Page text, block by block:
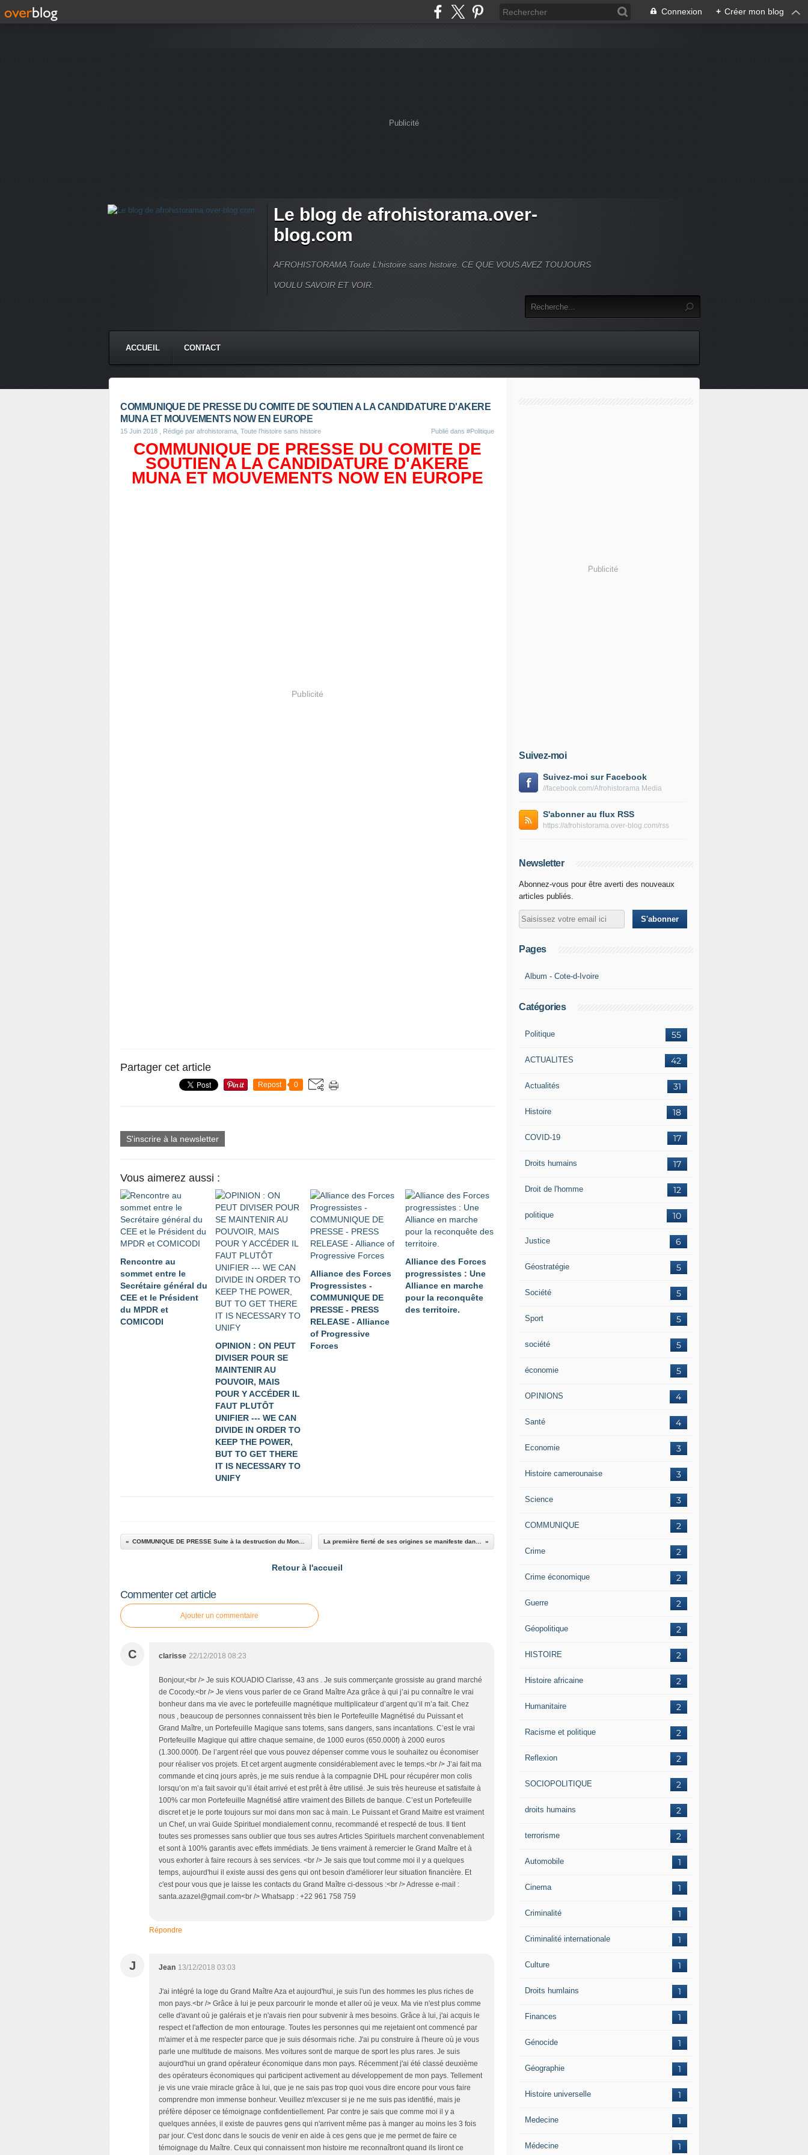
Connexion + Créer mon blog
Publicité
Le blog de afrohistorama.over-
blog.com
AFROHISTORAMA Toute L’histoire sans histoire. CE QUE VOUS AVEZ TOUJOURS
VOULU SAVOIR ET VOIR.
ACCUEIL CONTACT
COMMUNIQUE DE PRESSE DU COMITE DE SOUTIEN A LA CANDIDATURE D'AKERE
MUNA ET MOUVEMENTS NOW EN EUROPE
15 Juin 2018 , Rédigé par afrohistorama, Toute l'histoire sans histoire Publié dans #Politique
COMMUNIQUE DE PRESSE DU COMITE DE
SOUTIEN A LA CANDIDATURE D'AKERE
MUNA ET MOUVEMENTS NOW EN EUROPE
Publicité
Partager cet article
Repost 0
S'inscrire à la newsletter
Vous aimerez aussi :
Rencontre au
sommet entre le
Secrétaire général du
CEE et le Président
du MPDR et
COMICODI
OPINION : ON PEUT
DIVISER POUR SE
MAINTENIR AU
POUVOIR, MAIS
POUR Y ACCÉDER IL
FAUT PLUTÔT
UNIFIER --- WE CAN
DIVIDE IN ORDER TO
KEEP THE POWER,
BUT TO GET THERE
IT IS NECESSARY TO
UNIFY
Alliance des Forces
Progressistes -
COMMUNIQUE DE
PRESSE - PRESS
RELEASE - Alliance
of Progressive
Forces
Alliance des Forces
progressistes : Une
Alliance en marche
pour la reconquête
des territoire.
Retour à l'accueil
Commenter cet article
Ajouter un commentaire
C clarisse 22/12/2018 08:23
Bonjour,<br /> Je suis KOUADIO Clarisse, 43 ans . Je suis commerçante grossiste au grand marché
de Cocody.<br /> Je viens vous parler de ce Grand Maître Aza grâce à qui j’ai pu connaître le vrai
bonheur dans ma vie avec le portefeuille magnétique multiplicateur d’argent qu’il m’a fait. Chez
nous , beaucoup de personnes connaissent très bien le Portefeuille Magnétisé du Puissant et
Grand Maître, un Portefeuille Magique sans totems, sans dangers, sans incantations. C’est le vrai
Portefeuille Magique qui attire chaque semaine, de 1000 euros (650.000f) à 2000 euros
(1.300.000f). De l’argent réel que vous pouvez dépenser comme vous le souhaitez ou économiser
pour réaliser vos projets. Et cet argent augmente considérablement avec le temps.<br /> J’ai fait ma
commande et cinq jours après, je me suis rendue à la compagnie DHL pour récupérer mon colis
lorsqu’on m’a fait savoir qu’il était arrivé et est prêt à être utilisé. Je suis très heureuse et satisfaite à
100% car mon Portefeuille Magnétisé attire vraiment des Billets de banque. C’est un Portefeuille
discret et je le porte toujours sur moi dans mon sac à main. Le Puissant et Grand Maitre est vraiment
un Chef, un vrai Guide Spirituel mondialement connu, recommandé et respecté de tous. Il tient
toutes ses promesses sans oublier que tous ses autres Articles Spirituels marchent convenablement
et sont à 100% garantis avec effets immédiats. Je tiens vraiment à remercier le Grand Maître et à
vous exhorter à faire recours à ses services. <br /> Je sais que tout comme moi il y a quelques
temps, aujourd'hui il existe aussi des gens qui ont besoin d'améliorer leur situation financière. Et
c'est pour vous que je laisse les contacts du Grand Maître ci-dessous :<br /> Adresse e-mail :
santa.azazel@gmail.com<br /> Whatsapp : +22 961 758 759
Répondre
J Jean 13/12/2018 03:03
J'ai intégré la loge du Grand Maître Aza et aujourd'hui, je suis l'un des hommes les plus riches de
mon pays.<br /> Grâce à lui je peux parcourir le monde et aller où je veux. Ma vie n'est plus comme
celle d'avant où je galérais et je n'avais rien pour subvenir à mes besoins. Grâce à lui, j'ai acquis le
respect et l'affection de mon entourage. Toutes les personnes qui me rejetaient ont commencé par
m'aimer et à me respecter parce que je suis désormais riche. J'ai pu construire à l'heure où je vous
parle une multitude de maisons. Mes voitures sont de marque de sport les plus rares. Je suis
aujourd'hui un grand opérateur économique dans mon pays. Récemment j'ai été classé deuxième
des opérateurs économiques qui participent activement au développement de mon pays. Tellement
je vis une vraie miracle grâce à lui, que je ne sais pas trop quoi vous dire encore pour vous faire
comprendre mon immense bonheur. Veuillez m'excuser si je ne me suis pas identifié, mais je
préfère déposer ce témoignage confidentiellement. Par contre je sais que comme moi il y a
quelques années, il existe de pauvres gens qui n'arrivent même pas à manger au moins les 3 fois
par jour. C'est donc dans le soucis de venir en aide à ces gens que je me permet de faire ce
témoignage du Maître. Ceux qui connaissent mon histoire me reconnaîtront quand ils liront ce
Publicité
Suivez-moi
Suivez-moi sur Facebook
//facebook.com/Afrohistorama Media
S'abonner au flux RSS
https://afrohistorama.over-blog.com/rss
Newsletter
Abonnez-vous pour être averti des nouveaux
articles publiés.
Pages
Album - Cote-d-Ivoire
Catégories
55
Politique
42
ACTUALITES
31
Actualités
18
Histoire
17
COVID-19
17
Droits humains
12
Droit de l'homme
10
politique
6
Justice
5
Géostratégie
5
Société
5
Sport
5
société
5
économie
4
OPINIONS
4
Santé
3
Economie
3
Histoire camerounaise
3
Science
2
COMMUNIQUE
2
Crime
2
Crime économique
2
Guerre
2
Géopolitique
2
HISTOIRE
2
Histoire africaine
2
Humanitaire
2
Racisme et politique
2
Reflexion
2
SOCIOPOLITIQUE
2
droits humains
2
terrorisme
1
Automobile
1
Cinema
1
Criminalité
1
Criminalité internationale
1
Culture
1
Droits humlains
1
Finances
1
Génocide
1
Géographie
1
Histoire universelle
1
Medecine
1
Médecine